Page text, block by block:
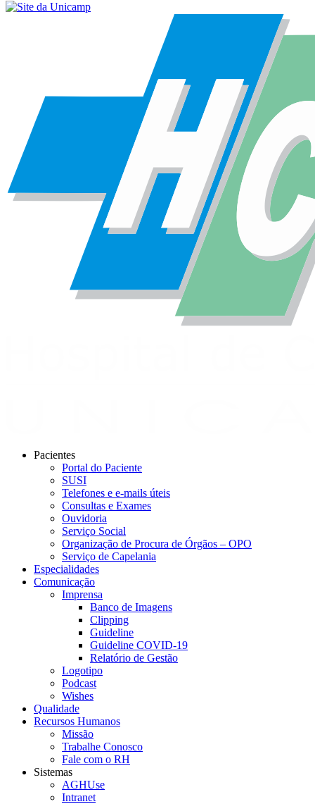
Pacientes
Portal do Paciente
SUSI
Telefones e e-mails úteis
Consultas e Exames
Ouvidoria
Serviço Social
Organização de Procura de Órgãos – OPO
Serviço de Capelania
Especialidades
Comunicação
Imprensa
Banco de Imagens
Clipping
Guideline
Guideline COVID-19
Relatório de Gestão
Logotipo
Podcast
Wishes
Qualidade
Recursos Humanos
Missão
Trabalhe Conosco
Fale com o RH
Sistemas
AGHUse
Intranet